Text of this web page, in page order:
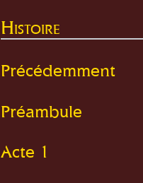
Histoire
Précédemment
Préambule
Acte 1